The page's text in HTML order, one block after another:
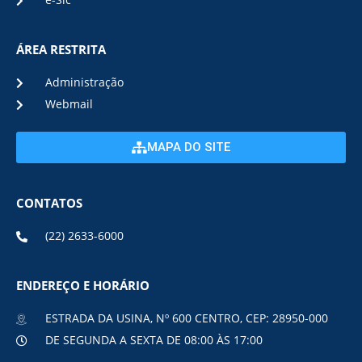
ÁREA RESTRITA
Administração
Webmail
MAPA DO SITE
CONTATOS
(22) 2633-6000
ENDEREÇO E HORÁRIO
ESTRADA DA USINA, Nº 600 CENTRO, CEP: 28950-000
DE SEGUNDA A SEXTA DE 08:00 ÀS 17:00